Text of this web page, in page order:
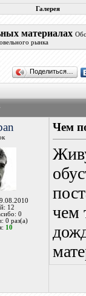
Галерея
материалах
рынка
Поделиться…
12
0
0 раз(а)
10
Чем
чем